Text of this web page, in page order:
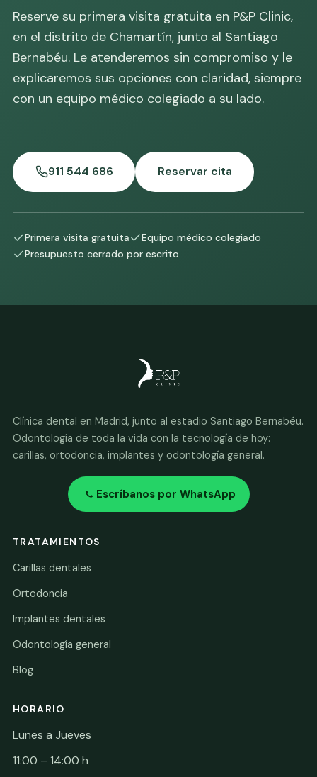
Reserve su primera visita gratuita en P&P Clinic,
en el distrito de Chamartín, junto al Santiago
Bernabéu. Le atenderemos sin compromiso y le
explicaremos sus opciones con claridad, siempre
con un equipo médico colegiado a su lado.
911 544 686 Reservar cita
Primera visita gratuita
Equipo médico colegiado
Presupuesto cerrado por escrito
Clínica dental en Madrid, junto al estadio Santiago Bernabéu.
Odontología de toda la vida con la tecnología de hoy:
carillas, ortodoncia, implantes y odontología general.
Escríbanos por WhatsApp
TRATAMIENTOS
Carillas dentales
Ortodoncia
Implantes dentales
Odontología general
Blog
HORARIO
Lunes a Jueves
11:00 – 14:00 h